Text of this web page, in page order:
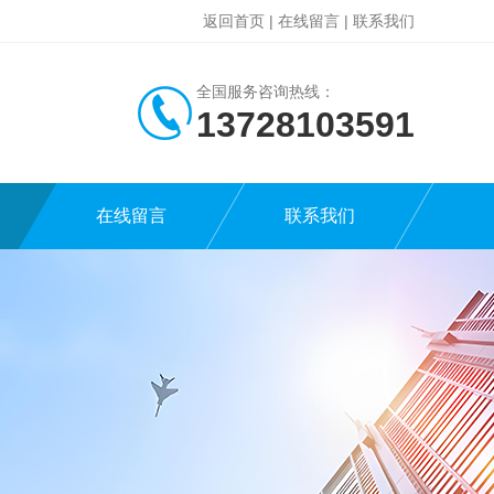
返回首页 | 在线留言 | 联系我们
全国服务咨询热线：
13728103591
在线留言 联系我们